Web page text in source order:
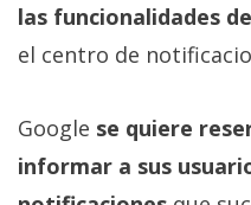
Sorteos
Contacto
las funcionalidades
el centro de
Google se quiere
informar a sus